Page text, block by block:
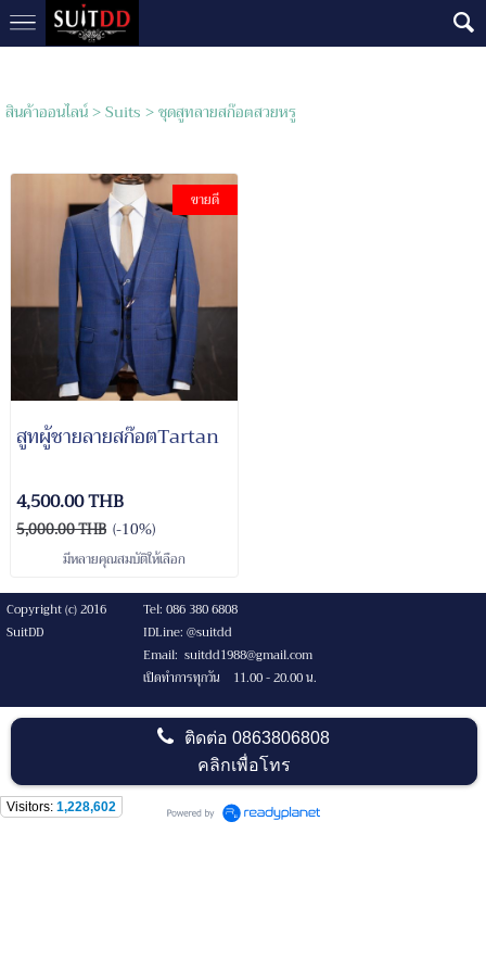
สินค้าออนไลน์>Suits >ชุดสูทลายสก๊อตสวยหรู
ขายดี
สูทผู้ชายลายสก๊อตTartan
4,500.00 THB
5,000.00 THB (-10%)
มีหลายคุณสมบัติให้เลือก
Copyright (c) 2016
Tel: 086 380 6808
SuitDD
IDLine: @suitdd
Email: suitdd1988@gmail.com
เปิดทำการทุกวัน 11.00 - 20.00 น.
ติดต่อ0863806808
คลิกเพื่อโทร
Visitors: 1,228,602